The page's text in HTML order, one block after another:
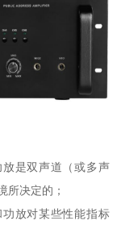
是双声道（或多声
所决定的；
放对某些性能指标